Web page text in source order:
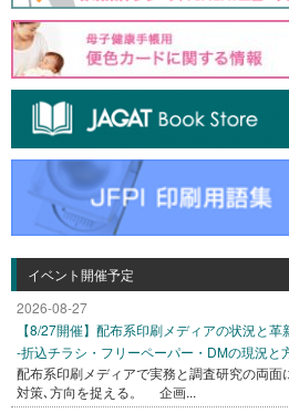
イベント開催予定
2026-08-27
【8/27開催】配布系印刷メディアの状況と革
-折込チラシ・フリーペーパー・DMの現況と
配布系印刷メディアで実務と調査研究の両面
対策､方向を捉える。 企画...